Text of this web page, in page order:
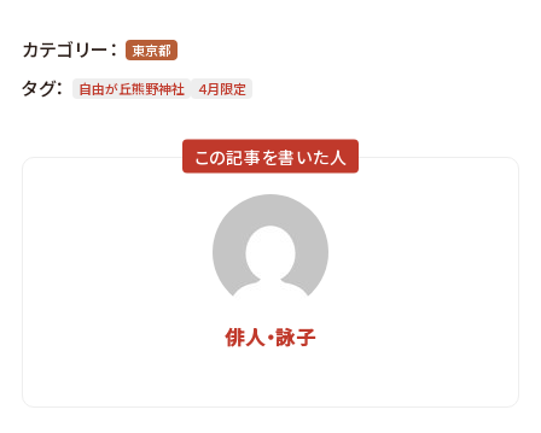
カテゴリー： 東京都
タグ： 自由が丘熊野神社 ４月限定
この記事を書いた人
俳人・詠子